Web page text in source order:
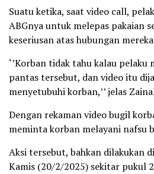
Suatu ketika, saat video call,
ABGnya untuk melepas pakaian
keseriusan atas hubungan
‘’Korban tidak tahu kalau pelaku
pantas tersebut, dan video itu
menyetubuhi korban,’’ jelas
Dengan rekaman video bugil
meminta korban melayani nafsu
Aksi tersebut, bahkan dilakukan
Kamis (20/2/2025) sekitar pukul